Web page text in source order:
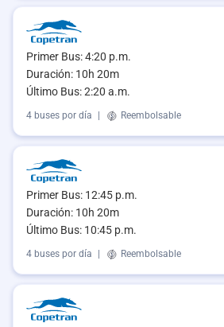
Primer Bus: 4:20 p.m.
Duración: 10h 20m
Último Bus: 2:20 a.m.
4 buses por día | Reembolsable
Primer Bus: 12:45 p.m.
Duración: 10h 20m
Último Bus: 10:45 p.m.
4 buses por día Reembolsable